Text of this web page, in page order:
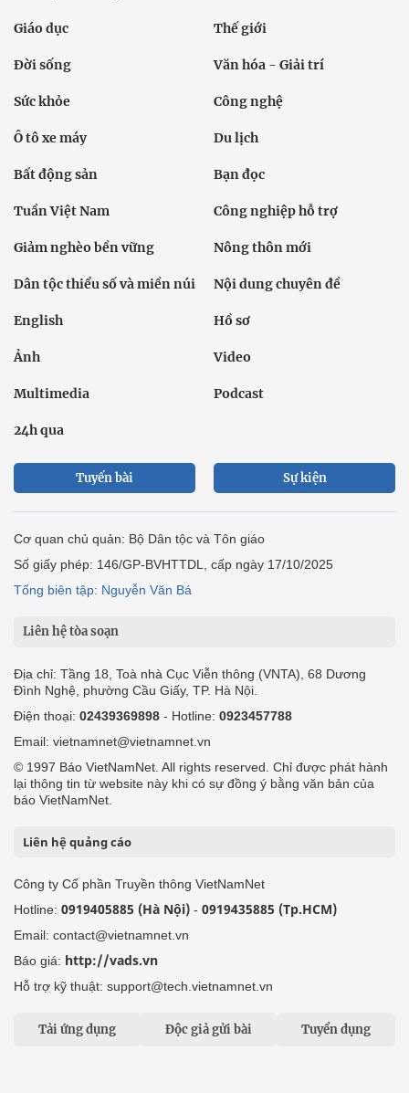
Giáo dục Thế giới
Đời sống Văn hóa - Giải trí
Sức khỏe Công nghệ
Ô tô xe máy Du lịch
Bất động sản Bạn đọc
Tuần Việt Nam Công nghiệp hỗ trợ
Giảm nghèo bền vững Nông thôn mới
Dân tộc thiểu số và miền núi Nội dung chuyên đề
English Hồ sơ
Ảnh Video
Multimedia Podcast
24h qua
Tuyến bài Sự kiện
Cơ quan chủ quản: Bộ Dân tộc và Tôn giáo
Số giấy phép: 146/GP-BVHTTDL, cấp ngày 17/10/2025
Tổng biên tập: Nguyễn Văn Bá
Liên hệ tòa soạn
Địa chỉ: Tầng 18, Toà nhà Cục Viễn thông (VNTA), 68 Dương
Đình Nghệ, phường Cầu Giấy, TP. Hà Nội.
Điện thoại: 02439369898 - Hotline: 0923457788
Email: vietnamnet@vietnamnet.vn
© 1997 Báo VietNamNet. All rights reserved. Chỉ được phát hành
lại thông tin từ website này khi có sự đồng ý bằng văn bản của
báo VietNamNet.
Liên hệ quảng cáo
Công ty Cổ phần Truyền thông VietNamNet
Hotline: 0919405885 (Hà Nội) - 0919435885 (Tp.HCM)
Email: contact@vietnamnet.vn
Báo giá: http://vads.vn
Hỗ trợ kỹ thuật: support@tech.vietnamnet.vn
Tải ứng dụng Độc giả gửi bài Tuyển dụng